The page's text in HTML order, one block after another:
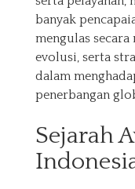
banyak
mengulas secara
evolusi, serta
dalam
penerbangan
Sejarah